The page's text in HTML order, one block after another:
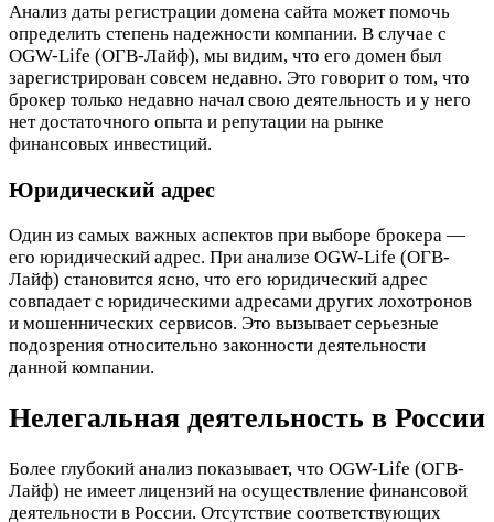
Анализ даты регистрации домена сайта может помочь
определить степень надежности компании. В случае с
OGW-Life (ОГВ-Лайф), мы видим, что его домен был
зарегистрирован совсем недавно. Это говорит о том, что
брокер только недавно начал свою деятельность и у него
нет достаточного опыта и репутации на рынке
финансовых инвестиций.
Юридический адрес
Один из самых важных аспектов при выборе брокера —
его юридический адрес. При анализе OGW-Life (ОГВ-
Лайф) становится ясно, что его юридический адрес
совпадает с юридическими адресами других лохотронов
и мошеннических сервисов. Это вызывает серьезные
подозрения относительно законности деятельности
данной компании.
Нелегальная деятельность в России
Более глубокий анализ показывает, что OGW-Life (ОГВ-
Лайф) не имеет лицензий на осуществление финансовой
деятельности в России. Отсутствие соответствующих